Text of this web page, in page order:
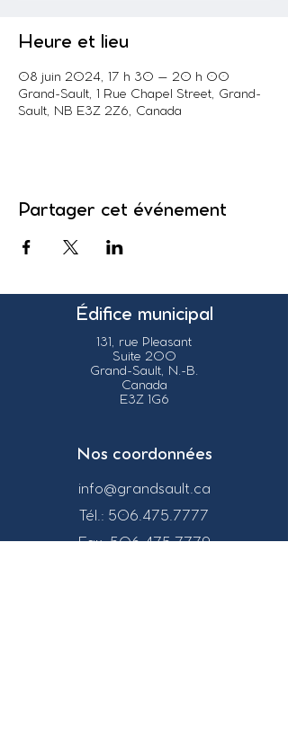
Heure et lieu
08 juin 2024, 17 h 30 – 20 h 00
Grand-Sault, 1 Rue Chapel Street, Grand-
Sault, NB E3Z 2Z6, Canada
Partager cet événement
Édifice municipal
131, rue Pleasant
Suite 200
Grand-Sault, N.-B.
Canada
E3Z 1G6
Nos coordonnées
info@grandsault.ca
Tél.: 506.475.7777
Fax:506.475.7779